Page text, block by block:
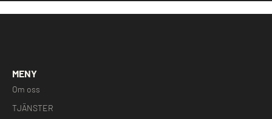
MENY
Om oss
TJÄNSTER